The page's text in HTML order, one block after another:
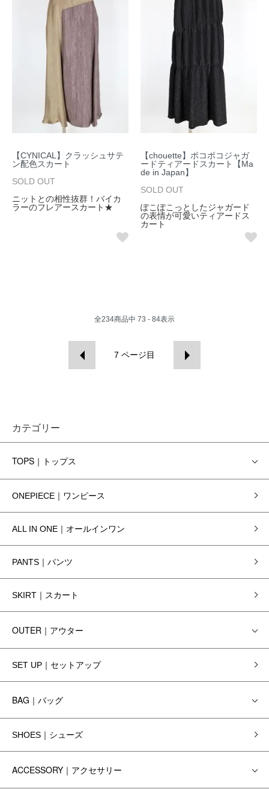
【CYNICAL】クラッシュサテ
ン配色スカート
SOLD OUT
ニットとの相性抜群！バイカ
ラーのフレアースカート★
【chouette】ポコポコジャガ
ードティアードスカート【Ma
de in Japan】
SOLD OUT
ぽこぽこっとしたジャガード
の表情が可愛いティアードス
カート
全234商品中 73 - 84表示
7 ページ目
カテゴリー
TOPS｜トップス
ONEPIECE｜ワンピース
ALL IN ONE｜オールインワン
PANTS｜パンツ
SKIRT｜スカート
OUTER｜アウター
SET UP｜セットアップ
BAG｜バッグ
SHOES｜シューズ
ACCESSORY｜アクセサリー